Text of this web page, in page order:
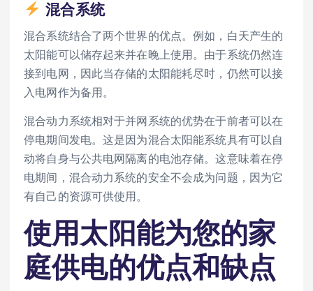
混合系统
混合系统结合了两个世界的优点。例如，白天产生的
太阳能可以储存起来并在晚上使用。由于系统仍然连
接到电网，因此当存储的太阳能耗尽时，仍然可以接
入电网作为备用。
混合动力系统相对于并网系统的优势在于前者可以在
停电期间发电。这是因为混合太阳能系统具有可以自
动将自身与公共电网隔离的电池存储。这意味着在停
电期间，混合动力系统的安全不会成为问题，因为它
有自己的资源可供使用。
使用太阳能为您的家
庭供电的优点和缺点